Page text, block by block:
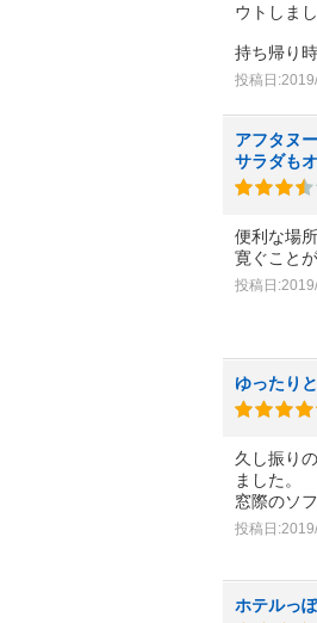
ウトしまし
持ち帰り
投稿日
アフタヌ
サラダも
便利な場
寛ぐこと
投稿日
ゆったり
久し振り
ました。
窓際のソ
投稿日
ホテルっ